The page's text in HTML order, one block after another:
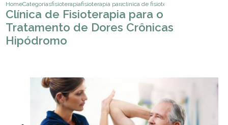
HomeCategoriasfisioterapiafisioterapia para coluna ipiranga
clinica de fisioterapia para o
Clínica de Fisioterapia para o
Tratamento de Dores Crônicas
Hipódromo